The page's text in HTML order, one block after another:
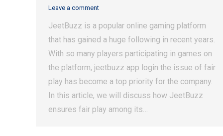
Leave a comment
JeetBuzz is a popular online gaming platform
that has gained a huge following in recent years.
With so many players participating in games on
the platform, jeetbuzz app login the issue of fair
play has become a top priority for the company.
In this article, we will discuss how JeetBuzz
ensures fair play among its…